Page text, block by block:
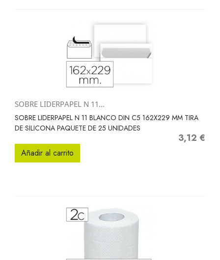
SOBRE LIDERPAPEL N 11...
SOBRE LIDERPAPEL N 11 BLANCO DIN C5 162X229 MM TIRA
DE SILICONA PAQUETE DE 25 UNIDADES
Precio
3,12 €
Añadir al carrito